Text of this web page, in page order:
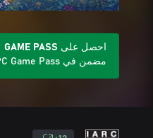
احصل على GAME PASS
مضمن في PC Game Pass